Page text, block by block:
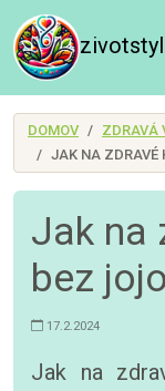
DOMOV
ZDRAVÁ
JAK NA ZDRAVÉ
Jak na
bez
17.2.2024
Jak na